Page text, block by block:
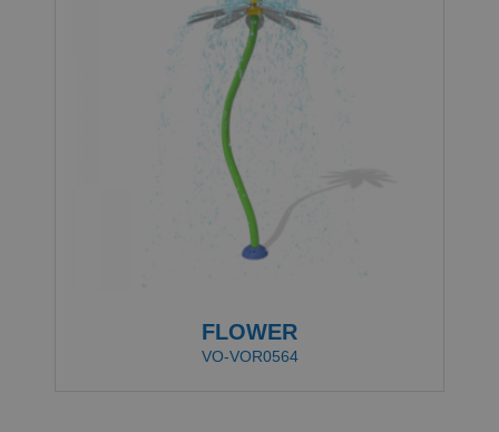
FLOWER
VO-VOR0564